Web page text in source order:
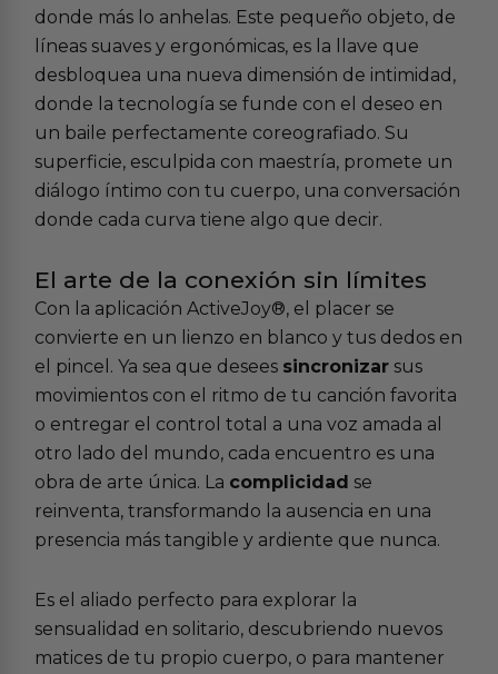
donde más lo anhelas. Este pequeño objeto, de
líneas suaves y ergonómicas, es la llave que
desbloquea una nueva dimensión de intimidad,
donde la tecnología se funde con el deseo en
un baile perfectamente coreografiado. Su
superficie, esculpida con maestría, promete un
diálogo íntimo con tu cuerpo, una conversación
donde cada curva tiene algo que decir.
El arte de la conexión sin límites
Con la aplicación ActiveJoy®, el placer se
convierte en un lienzo en blanco y tus dedos en
el pincel. Ya sea que desees sincronizar sus
movimientos con el ritmo de tu canción favorita
o entregar el control total a una voz amada al
otro lado del mundo, cada encuentro es una
obra de arte única. La complicidad se
reinventa, transformando la ausencia en una
presencia más tangible y ardiente que nunca.
Es el aliado perfecto para explorar la
sensualidad en solitario, descubriendo nuevos
matices de tu propio cuerpo, o para mantener